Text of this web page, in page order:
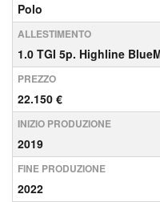
Polo
ALLESTIMENTO
1.0 TGI 5p. Highline
PREZZO
22.150 €
INIZIO PRODUZIONE
2019
FINE PRODUZIONE
2022